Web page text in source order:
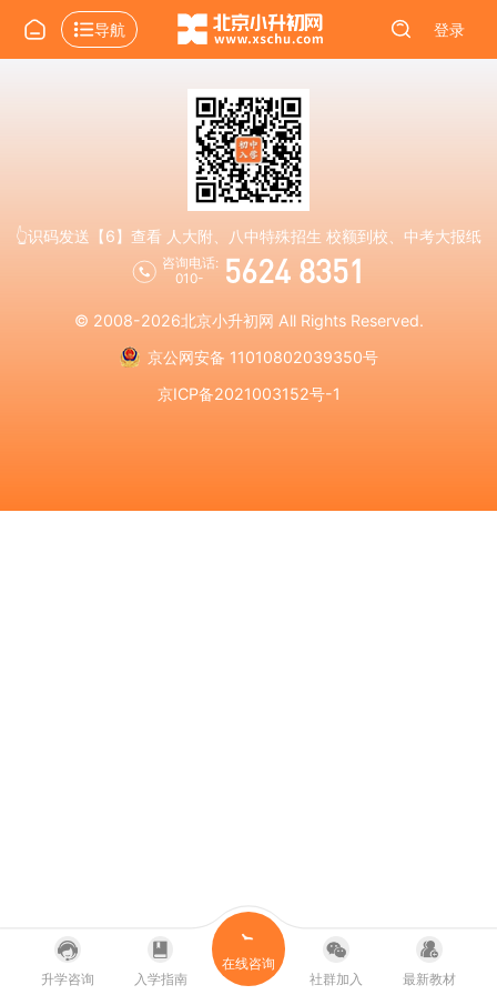
导航 登录
👆识码发送【6】查看 人大附、八中特殊招生 校额到校、中考大报纸
咨询电话:
010-
5624 8351
© 2008-2026北京小升初网 All Rights Reserved.
京公网安备 11010802039350号
京ICP备2021003152号-1
升学咨询 入学指南
在线咨询
社群加入
最新教材